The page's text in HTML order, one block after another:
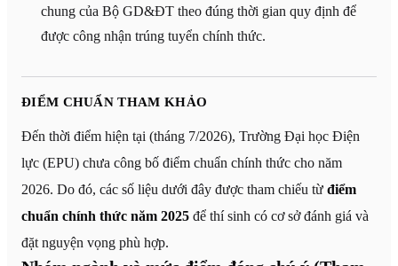
chung của Bộ GD&ĐT theo đúng thời gian quy định để
được công nhận trúng tuyển chính thức.
ĐIỂM CHUẨN THAM KHẢO
Đến thời điểm hiện tại (tháng 7/2026), Trường Đại học Điện
lực (EPU) chưa công bố điểm chuẩn chính thức cho năm
2026. Do đó, các số liệu dưới đây được tham chiếu từ điểm
chuẩn chính thức năm 2025 để thí sinh có cơ sở đánh giá và
đặt nguyện vọng phù hợp.